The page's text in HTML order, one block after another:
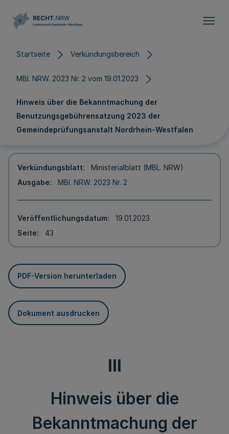
Startseite Verkündungsbereich
MBl. NRW. 2023 Nr. 2 vom 19.01.2023
Hinweis über die Bekanntmachung der
Benutzungsgebührensatzung 2023 der
Gemeindeprüfungsanstalt Nordrhein-Westfalen
Verkündungsblatt
Ministerialblatt (MBL. NRW)
Ausgabe
MBl. NRW. 2023 Nr. 2
Veröffentlichungsdatum
19.01.2023
Seite
43
PDF-Version herunterladen
Dokument ausdrucken
III
Hinweis über die
Bekanntmachung der